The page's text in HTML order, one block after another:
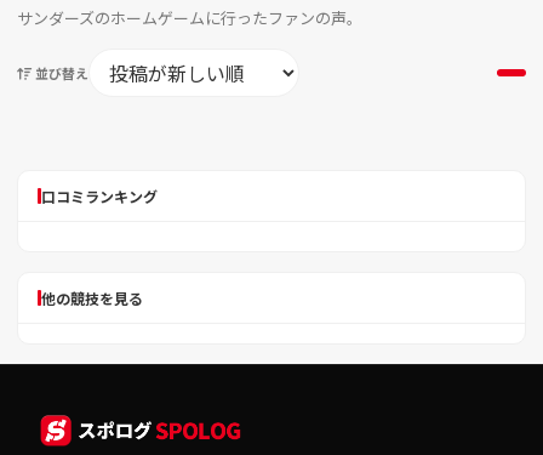
サンダーズのホームゲームに行ったファンの声。
並び替え
口コミランキング
他の競技を見る